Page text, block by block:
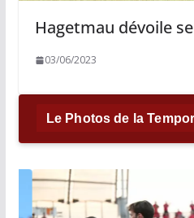
Hagetmau dévoile
03/06/2023
Le Photos de la